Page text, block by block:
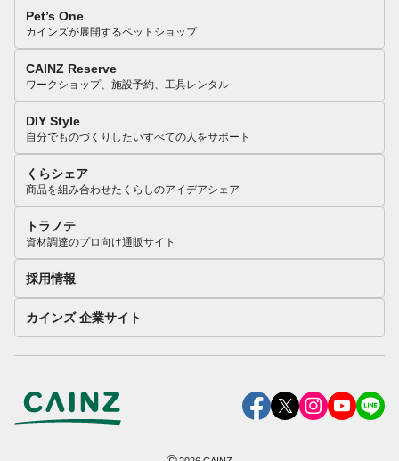
Pet’s One
カインズが展開するペットショップ
CAINZ Reserve
ワークショップ、施設予約、工具レンタル
DIY Style
自分でものづくりしたいすべての人をサポート
くらシェア
商品を組み合わせたくらしのアイデアシェア
トラノテ
資材調達のプロ向け通販サイト
採用情報
カインズ 企業サイト